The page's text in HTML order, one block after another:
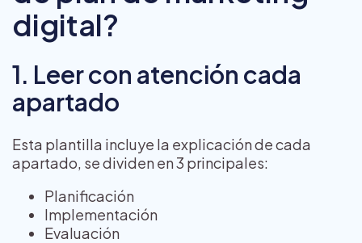
digital?
1. Leer con atención cada
apartado
Esta plantilla incluye la explicación de cada
apartado, se dividen en 3 principales:
Planificación
Implementación
Evaluación